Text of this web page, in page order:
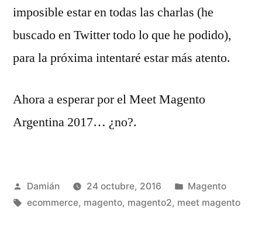
imposible estar en todas las charlas (he
buscado en Twitter todo lo que he podido),
para la próxima intentaré estar más atento.
Ahora a esperar por el Meet Magento
Argentina 2017… ¿no?.
Publicado
por
Damián 24 octubre, 2016
Publicado
en
Magento
Etiquetas:
ecommerce, magento, magento2, meet magento